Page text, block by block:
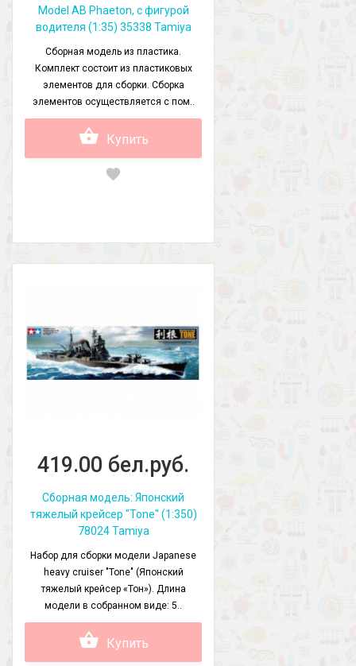
Model AB Phaeton, с фигурой
водителя (1:35) 35338 Tamiya
Сборная модель из пластика.
Комплект состоит из пластиковых
элементов для сборки. Сборка
элементов осуществляется с пом..
Купить
419.00 бел.руб.
Сборная модель: Японский
тяжелый крейсер "Tone" (1:350)
78024 Tamiya
Набор для сборки модели Japanese
heavy cruiser "Tone" (Японский
тяжелый крейсер «Тон»). Длина
модели в собранном виде: 5..
Купить